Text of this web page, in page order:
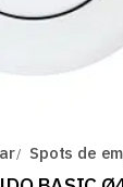
Spots de